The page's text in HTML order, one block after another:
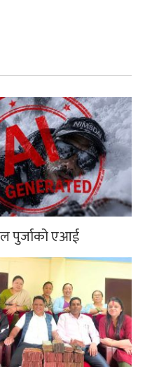
पुर्जाको एआई